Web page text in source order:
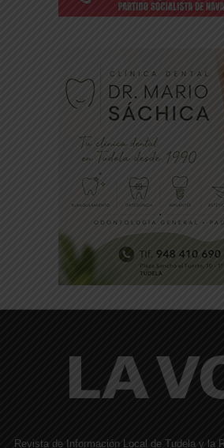
Revista de Información Local de Tudela y la